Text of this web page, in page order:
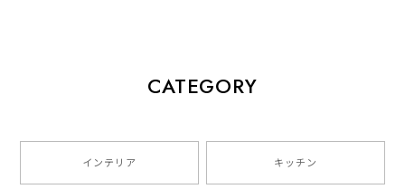
CATEGORY
インテリア キッチン